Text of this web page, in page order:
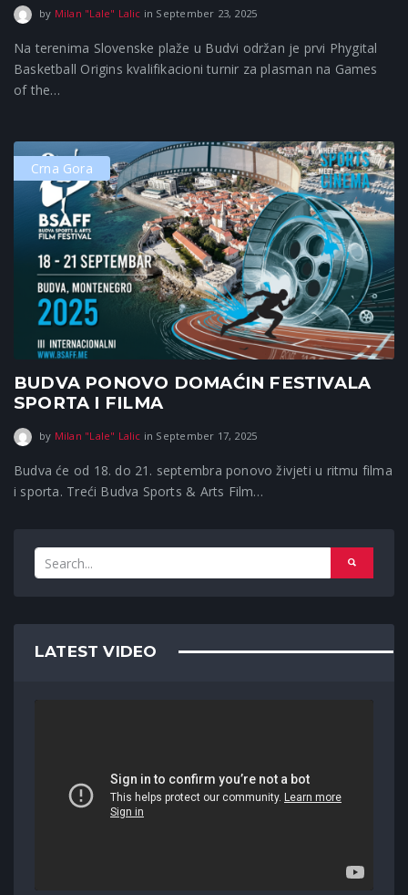
by Milan "Lale" Lalic in September 23, 2025September 23, 2025
Na terenima Slovenske plaže u Budvi održan je prvi Phygital
Basketball Origins kvalifikacioni turnir za plasman na Games
of the…
Crna Gora
BUDVA PONOVO DOMAĆIN FESTIVALA
SPORTA I FILMA
by Milan "Lale" Lalic in September 17, 2025September 17, 2025
Budva će od 18. do 21. septembra ponovo živjeti u ritmu filma
i sporta. Treći Budva Sports & Arts Film…
LATEST VIDEO